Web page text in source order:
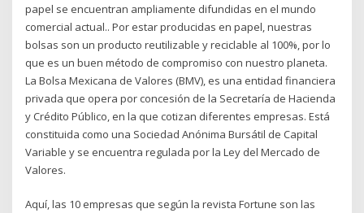
papel se encuentran ampliamente difundidas en el mundo
comercial actual.. Por estar producidas en papel, nuestras
bolsas son un producto reutilizable y reciclable al 100%, por lo
que es un buen método de compromiso con nuestro planeta.
La Bolsa Mexicana de Valores (BMV), es una entidad financiera
privada que opera por concesión de la Secretaría de Hacienda
y Crédito Público, en la que cotizan diferentes empresas. Está
constituida como una Sociedad Anónima Bursátil de Capital
Variable y se encuentra regulada por la Ley del Mercado de
Valores.
Aquí, las 10 empresas que según la revista Fortune son las